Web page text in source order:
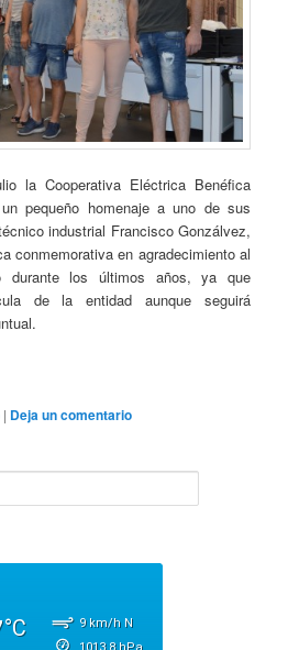
la Cooperativa Eléctrica Benéfica
pequeño homenaje a uno de sus
industrial Francisco Gonzálvez,
conmemorativa en agradecimiento al
durante los últimos años, ya que
de la entidad aunque seguirá
| Deja un comentario